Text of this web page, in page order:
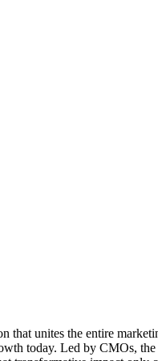
that unites the entire
today. Led by CMOs,